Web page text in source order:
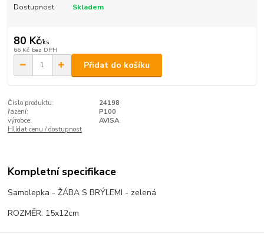
Dostupnost Skladem
80 Kč/ks
66 Kč bez DPH
Přidat do košíku
Číslo produktu:
24198
řazení:
P100
výrobce:
AVISA
Hlídat cenu / dostupnost
Kompletní specifikace
Samolepka - ŽÁBA S BRÝLEMI - zelená
ROZMĚR: 15x12cm